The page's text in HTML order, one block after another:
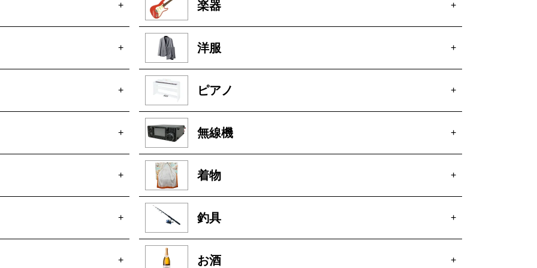
+
+
+
+
+
+
+
楽器 +
洋服 +
ピアノ +
無線機 +
着物 +
釣具 +
お酒 +